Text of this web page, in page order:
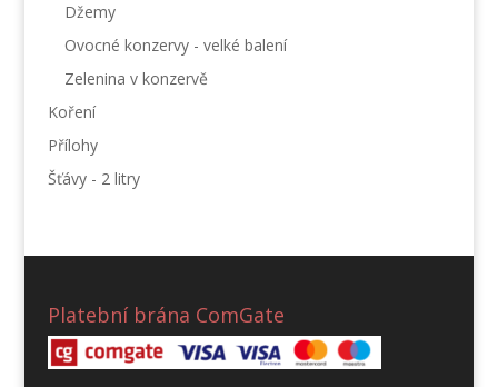
Džemy
Ovocné konzervy - velké balení
Zelenina v konzervě
Koření
Přílohy
Šťávy - 2 litry
Platební brána ComGate